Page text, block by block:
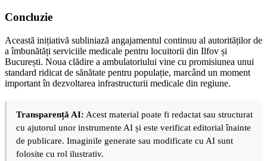
Concluzie
Această inițiativă subliniază angajamentul continuu al autorităților de
a îmbunătăți serviciile medicale pentru locuitorii din Ilfov și
București. Noua clădire a ambulatoriului vine cu promisiunea unui
standard ridicat de sănătate pentru populație, marcând un moment
important în dezvoltarea infrastructurii medicale din regiune.
Transparență AI: Acest material poate fi redactat sau structurat
cu ajutorul unor instrumente AI și este verificat editorial înainte
de publicare. Imaginile generate sau modificate cu AI sunt
folosite cu rol ilustrativ.